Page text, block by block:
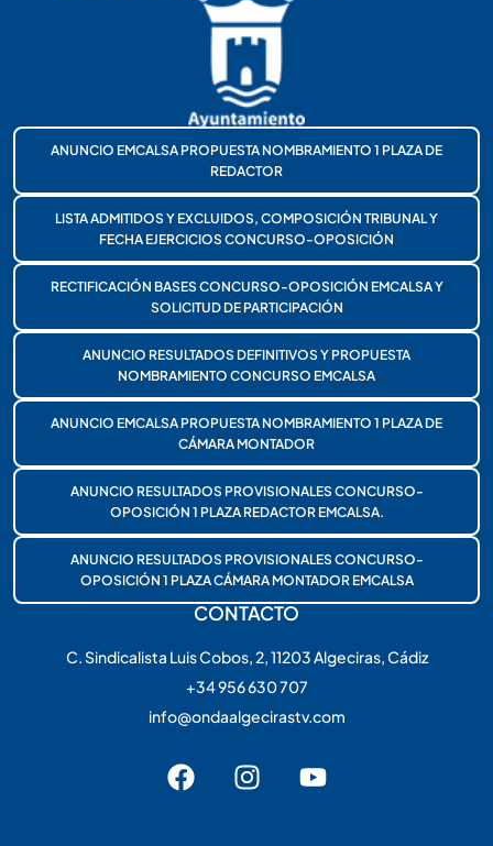
ANUNCIO EMCALSA PROPUESTA NOMBRAMIENTO 1 PLAZA DE
REDACTOR
LISTA ADMITIDOS Y EXCLUIDOS, COMPOSICIÓN TRIBUNAL Y
FECHA EJERCICIOS CONCURSO-OPOSICIÓN
RECTIFICACIÓN BASES CONCURSO-OPOSICIÓN EMCALSA Y
SOLICITUD DE PARTICIPACIÓN
ANUNCIO RESULTADOS DEFINITIVOS Y PROPUESTA
NOMBRAMIENTO CONCURSO EMCALSA
ANUNCIO EMCALSA PROPUESTA NOMBRAMIENTO 1 PLAZA DE
CÁMARA MONTADOR
ANUNCIO RESULTADOS PROVISIONALES CONCURSO-
OPOSICIÓN 1 PLAZA REDACTOR EMCALSA.
ANUNCIO RESULTADOS PROVISIONALES CONCURSO-
OPOSICIÓN 1 PLAZA CÁMARA MONTADOR EMCALSA
CONTACTO
C. Sindicalista Luis Cobos, 2, 11203 Algeciras, Cádiz
+34 956 630 707
info@ondaalgecirastv.com